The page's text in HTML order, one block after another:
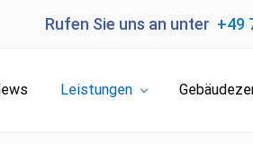
Rufen Sie uns an unter +49
Leistungen